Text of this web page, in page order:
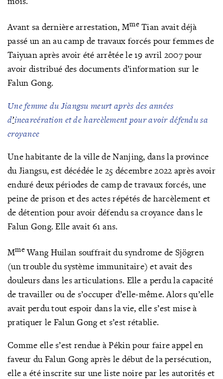
Avant sa dernière arrestation, MmeTian avait déjà
passé un an au camp de travaux forcés pour femmes de
Taiyuan après avoir été arrêtée le 19 avril 2007 pour
avoir distribué des documents d’information sur le
Falun Gong.
Une femme du Jiangsu meurt après des années
d’incarcération et deharcèlement pour avoir défendu sa
croyance
Une habitante de la ville de Nanjing, dans la province
du Jiangsu, est décédée le 25 décembre 2022 après avoir
enduré deux périodes de camp de travaux forcés, une
peine de prison et des actes répétés de harcèlement et
de détention pour avoir défendu sa croyance dans le
Falun Gong. Elle avait 61 ans.
MmeWang Huilan souffrait du syndrome de Sjögren
(un trouble du système immunitaire) et avait des
douleurs dans les articulations. Elle a perdu la capacité
de travailler ou de s’occuper d’elle-même. Alors qu’elle
avait perdu tout espoir dans la vie, elle s’est mise à
pratiquer le Falun Gong et s’est rétablie.
Comme elle s’est rendue à Pékin pour faire appel en
faveur du Falun Gong après le début de la persécution,
elle a été inscrite sur une liste noire par les autorités et